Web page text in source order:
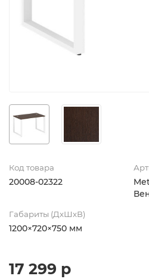
Код товара
20008-02322
Габариты (ДхШхВ)
1200×720×750 мм
17 299 р